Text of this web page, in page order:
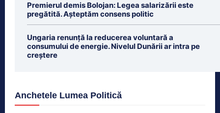
Premierul demis Bolojan: Legea salarizării este
pregătită. Așteptăm consens politic
Ungaria renunță la reducerea voluntară a
consumului de energie. Nivelul Dunării ar intra pe
creștere
Anchetele Lumea Politică